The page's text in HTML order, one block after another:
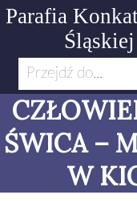
Parafia
Śląskiej
Przejdź do...
ŚWICA –
W